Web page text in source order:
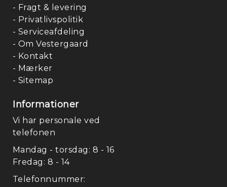
- Fragt & levering
- Privatlivspolitik
- Serviceafdeling
- Om Vestergaard
- Kontakt
- Mærker
- Sitemap
Informationer
Vi har personale ved
telefonen
Mandag - torsdag: 8 - 16
Fredag: 8 - 14
Telefonnummer: